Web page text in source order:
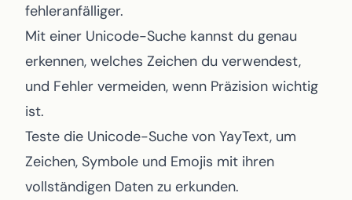
fehleranfälliger.
Mit einer Unicode-Suche kannst du genau
erkennen, welches Zeichen du verwendest,
und Fehler vermeiden, wenn Präzision wichtig
ist.
Teste die Unicode-Suche von YayText, um
Zeichen, Symbole und Emojis mit ihren
vollständigen Daten zu erkunden.